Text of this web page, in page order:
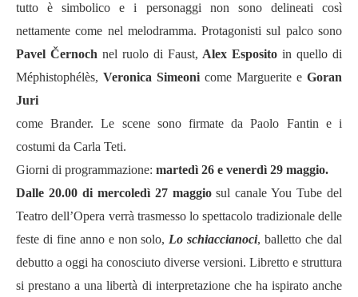
tutto è simbolico e i personaggi non sono delineati così
nettamente come nel melodramma. Protagonisti sul palco sono
Pavel Černoch nel ruolo di Faust, Alex Esposito in quello di
Méphistophélès, Veronica Simeoni come Marguerite e Goran
Juri
come Brander. Le scene sono firmate da Paolo Fantin e i
costumi da Carla Teti.
Giorni di programmazione: martedì 26 e venerdì 29 maggio.
Dalle 20.00 di mercoledì 27 maggiosul canale You Tube del
Teatro dell’Opera verrà trasmesso lo spettacolo tradizionale delle
feste di fine anno e non solo, Lo schiaccianoci, balletto che dal
debutto a oggi ha conosciuto diverse versioni. Libretto e struttura
si prestano a una libertà di interpretazione che ha ispirato anche